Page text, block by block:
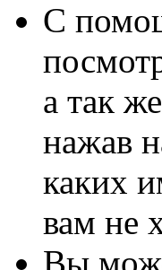
С
а так
нажав
каких
вам не